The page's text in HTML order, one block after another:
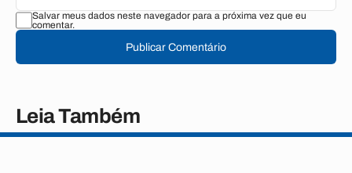
Salvar meus dados neste navegador para a próxima vez que eu
comentar.
Publicar Comentário
Leia Também